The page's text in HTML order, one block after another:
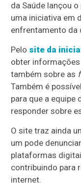
da Saúde lançou
uma iniciativa em
enfrentamento da
Pelo site da
obter
também sobre as
Também é
para que a equipe
responder sobre
O site traz ainda
um pode
plataformas
contribuindo para
internet.